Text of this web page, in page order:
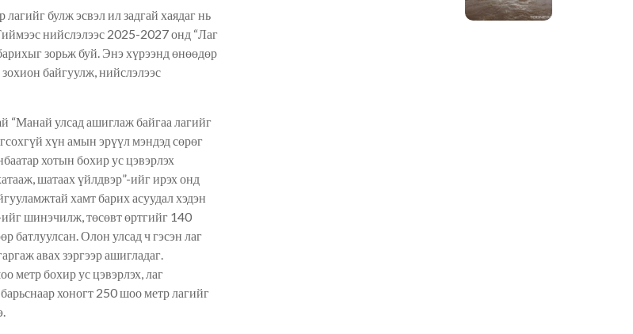
булж эсвэл ил задгай хаядаг нь
нийслэлээс 2025-2027 онд “Лаг
зорьж буй. Энэ хүрээнд өнөөдөр
байгуулж, нийслэлээс
“Манай улсад ашиглаж байгаа лагийг
хүн амын эрүүл мэндэд сөрөг
хотын бохир ус цэвэрлэх
шатаах үйлдвэр”-ийг ирэх онд
хамт барих асуудал хэдэн
шинэчилж, төсөвт өртгийг 140
батлуулсан. Олон улсад ч гэсэн лаг
авах зэргээр ашигладаг.
метр бохир ус цэвэрлэх, лаг
хоногт 250 шоо метр лагийг